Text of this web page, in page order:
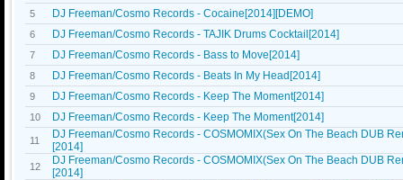
5 DJ Freeman/Cosmo Records - Cocaine[2014][DEMO]
6 DJ Freeman/Cosmo Records - TAJIK Drums Cocktail[2014]
7 DJ Freeman/Cosmo Records - Bass to Move[2014]
8 DJ Freeman/Cosmo Records - Beats In My Head[2014]
9 DJ Freeman/Cosmo Records - Keep The Moment[2014]
10 DJ Freeman/Cosmo Records - Keep The Moment[2014]
11
DJ Freeman/Cosmo Records - COSMOMIX(Sex On The Beach DUB
[2014]
12
DJ Freeman/Cosmo Records - COSMOMIX(Sex On The Beach DUB
[2014]